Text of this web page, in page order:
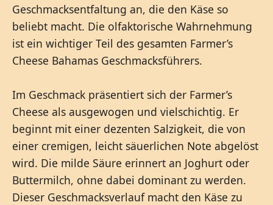
Geschmacksentfaltung an, die den Käse so
beliebt macht. Die olfaktorische Wahrnehmung
ist ein wichtiger Teil des gesamten Farmer’s
Cheese Bahamas Geschmacksführers.
Im Geschmack präsentiert sich der Farmer’s
Cheese als ausgewogen und vielschichtig. Er
beginnt mit einer dezenten Salzigkeit, die von
einer cremigen, leicht säuerlichen Note abgelöst
wird. Die milde Säure erinnert an Joghurt oder
Buttermilch, ohne dabei dominant zu werden.
Dieser Geschmacksverlauf macht den Käse zu